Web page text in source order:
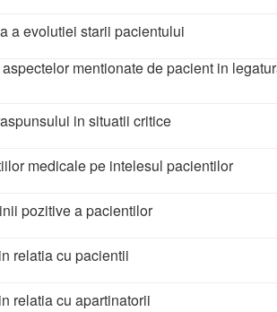
a evolutiei starii pacientului
mentionate de pacient in
in situatii critice
medicale pe intelesul pacientilor
pozitive a pacientilor
relatia cu pacientii
relatia cu apartinatorii